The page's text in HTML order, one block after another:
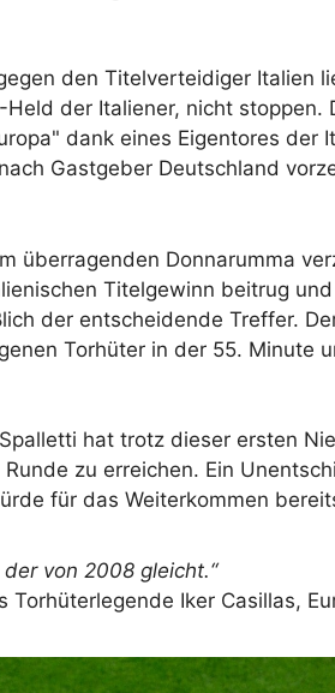
den Titelverteidiger Italien
der Italiener, nicht stoppen.
dank eines Eigentores der
Gastgeber Deutschland
überragenden Donnarumma
Titelgewinn beitrug
der entscheidende Treffer.
Torhüter in der 55. Minute
hat trotz dieser ersten
zu erreichen. Ein
für das Weiterkommen
von 2008 gleicht.“
Torhüterlegende Iker Casillas,